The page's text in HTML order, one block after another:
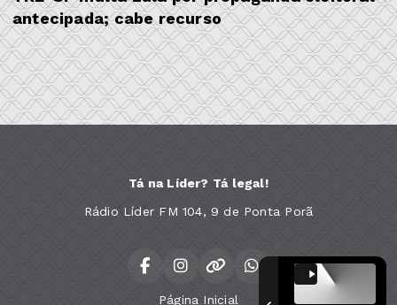
antecipada; cabe recurso
Tá na Líder? Tá legal!
Rádio Líder FM 104, 9 de Ponta Porã
Página Inicial